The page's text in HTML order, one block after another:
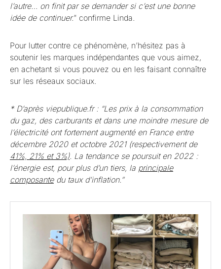
l’autre… on finit par se demander si c’est une bonne
idée de continuer.” confirme Linda.
Pour lutter contre ce phénomène, n’hésitez pas à
soutenir les marques indépendantes que vous aimez,
en achetant si vous pouvez ou en les faisant connaître
sur les réseaux sociaux.
* D’après viepublique.fr : “Les prix à la consommation
du gaz, des carburants et dans une moindre mesure de
l’électricité ont fortement augmenté en France entre
décembre 2020 et octobre 2021 (respectivement de
41%, 21% et 3%). La tendance se poursuit en 2022 :
l’énergie est, pour plus d’un tiers, la principale
composantedu taux d’inflation.”